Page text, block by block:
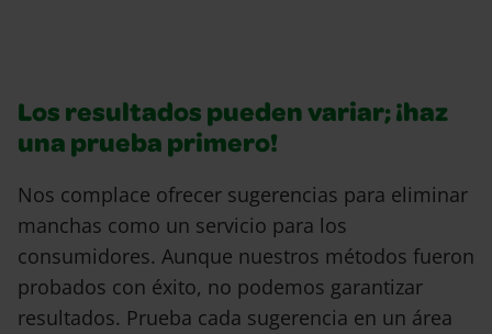
Los resultados pueden variar; ¡haz
una prueba primero!
Nos complace ofrecer sugerencias para eliminar
manchas como un servicio para los
consumidores. Aunque nuestros métodos fueron
probados con éxito, no podemos garantizar
resultados. Prueba cada sugerencia en un área